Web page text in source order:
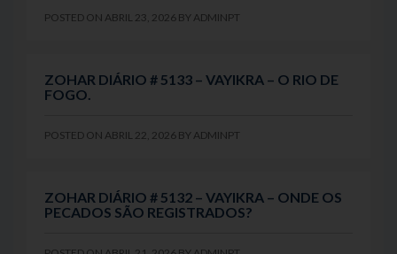
POSTED ON ABRIL 23, 2026 BY ADMINPT
ZOHAR DIÁRIO # 5133 – VAYIKRA – O RIO DE
FOGO.
POSTED ON ABRIL 22, 2026 BY ADMINPT
ZOHAR DIÁRIO # 5132 – VAYIKRA – ONDE OS
PECADOS SÃO REGISTRADOS?